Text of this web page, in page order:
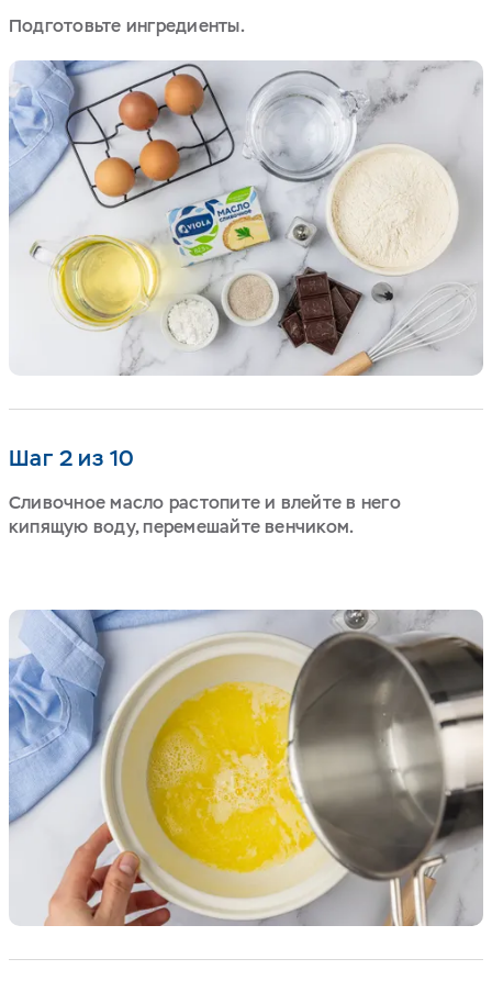
Подготовьте ингредиенты.
Шаг 2 из 10
Сливочное масло растопите и влейте в него
кипящую воду, перемешайте венчиком.